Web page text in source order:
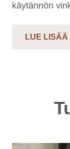
käytännön
LUE LISÄÄ